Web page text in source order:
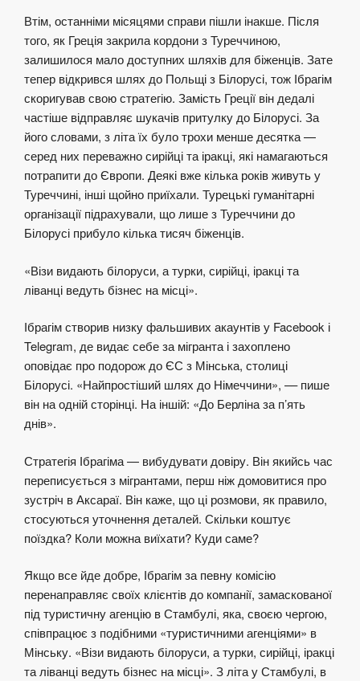
Втім, останніми місяцями справи пішли інакше. Після
того, як Греція закрила кордони з Туреччиною,
залишилося мало доступних шляхів для біженців. Зате
тепер відкрився шлях до Польщі з Білорусі, тож Ібрагім
скоригував свою стратегію. Замість Греції він дедалі
частіше відправляє шукачів притулку до Білорусі. За
його словами, з літа їх було трохи менше десятка —
серед них переважно сирійці та іракці, які намагаються
потрапити до Європи. Деякі вже кілька років живуть у
Туреччині, інші щойно приїхали. Турецькі гуманітарні
організації підрахували, що лише з Туреччини до
Білорусі прибуло кілька тисяч біженців.
«Візи видають білоруси, а турки, сирійці, іракці та
ліванці ведуть бізнес на місці».
Ібрагім створив низку фальшивих акаунтів у Facebook і
Telegram, де видає себе за мігранта і захоплено
оповідає про подорож до ЄС з Мінська, столиці
Білорусі. «Найпростіший шлях до Німеччини», –– пише
він на одній сторінці. На іншій: «До Берліна за п’ять
днів».
Стратегія Ібрагіма — вибудувати довіру. Він якийсь час
переписується з мігрантами, перш ніж домовитися про
зустріч в Аксараї. Він каже, що ці розмови, як правило,
стосуються уточнення деталей. Скільки коштує
поїздка? Коли можна виїхати? Куди саме?
Якщо все йде добре, Ібрагім за певну комісію
перенаправляє своїх клієнтів до компанії, замаскованої
під туристичну агенцію в Стамбулі, яка, своєю чергою,
співпрацює з подібними «туристичними агенціями» в
Мінську. «Візи видають білоруси, а турки, сирійці, іракці
та ліванці ведуть бізнес на місці». З літа у Стамбулі, в